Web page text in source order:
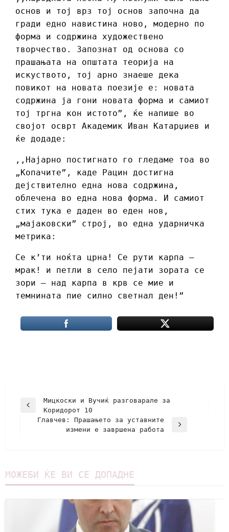
основ и тој врз тој основ започна да
гради едно навистина ново, модерно по
форма и содржина художествено
творчество. 3апознат од основа со
прашањата на општата теорија на
искуството, тој арно знаеше дека
повикот на новата поезије е: новата
содржина ја гони новата форма и самиот
тој тргна кон истото”, ќе напише во
својот осврт Академик Иван Катарџиев и
ќе додаде:
,,Најарно постигнато го гледаме тоа во
„Копачите”, каде Рацин достигна
дејствително една нова содржина,
облечена во една нова форма. И самиот
стих тука е даден во еден нов,
„мајаковски” строј, во една ударничка
метрика:
Се к’ти ноќта црна! Се рути карпа –
мрак! и петли в село пејати зората се
зори – над карпа в крв се мие и
темнината пие силно светнал ден!”
Мицкоски и Вучиќ разговарале за
Коридорот 10
Главчев: Прашањето за уставните
измени е завршена работа
МОЖЕБИ ЌЕ ВИ СЕ ДОПАДНЕ